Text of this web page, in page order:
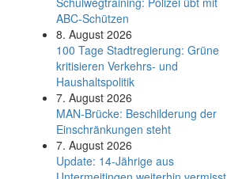
ABC-Schüt­zen
8. August 2026
100 Tage Stadtregierung: Grüne
kritisieren Verkehrs- und
Haushaltspolitik
7. August 2026
MAN-Brücke: Beschilderung der
Einschränkungen steht
7. August 2026
Update: 14-Jährige aus